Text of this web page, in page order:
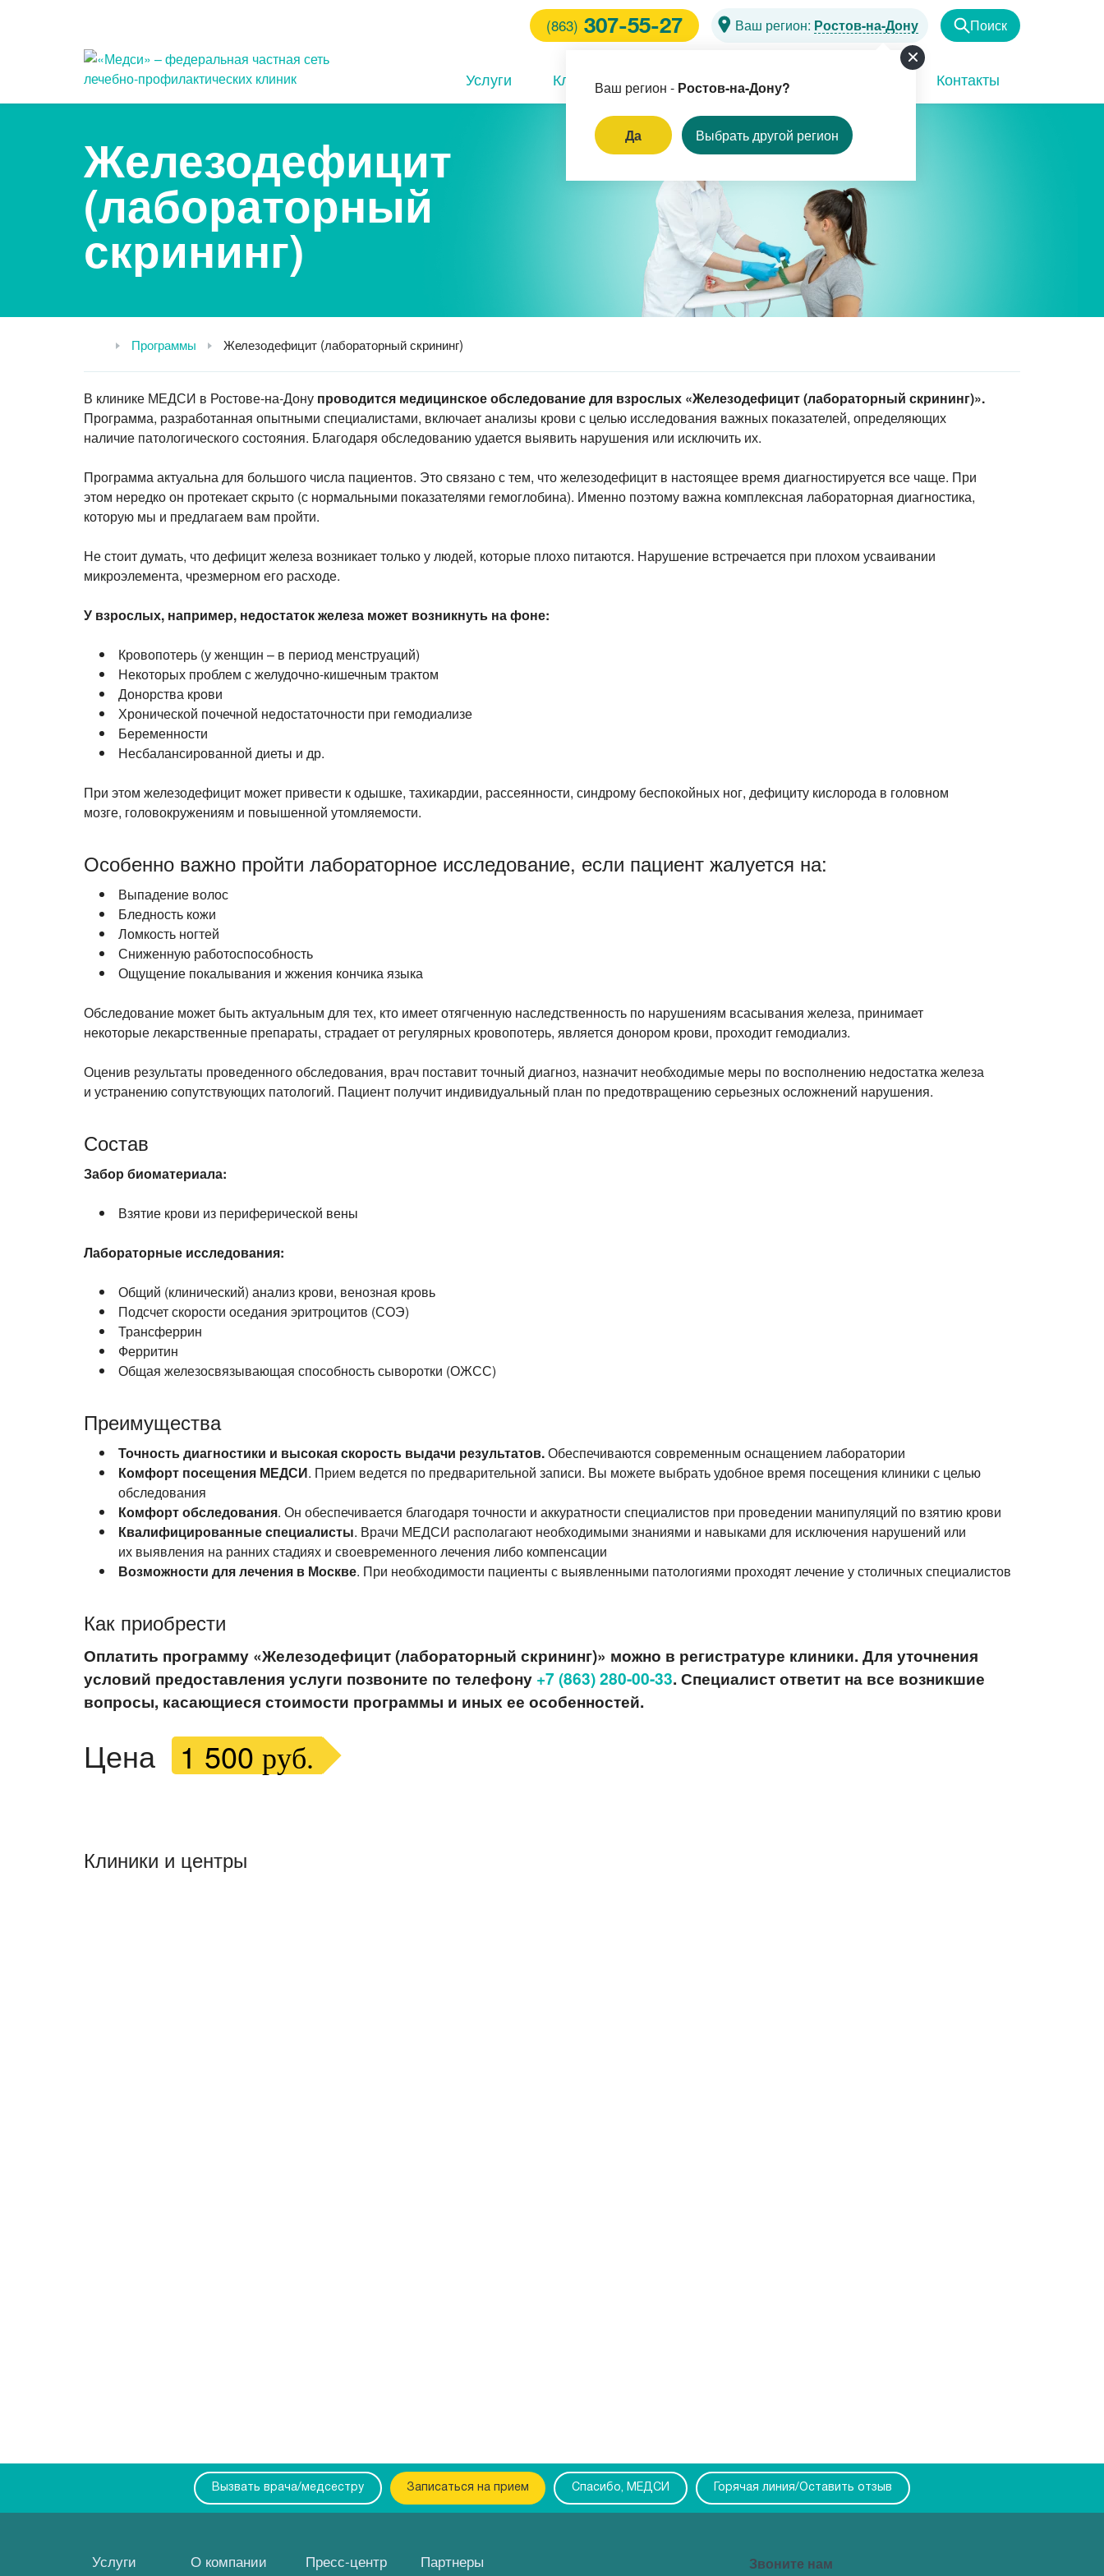
(863) 307-55-27 Ваш регион: Ростов-на-Дону
Ваш регион - Ростов-на-Дону?
Да Выбрать другой регион
Поиск
Услуги Клиника Врачи Программы Контакты
Клинико-лабораторная
диагностика (анализы)
Вакцинация
Прием педиатра
Прием терапевта
Вызов врача-терапевта
на дом
Железодефицит
(лабораторный
скрининг)
Программы Железодефицит (лабораторный скрининг)
В клинике МЕДСИ в Ростове-на-Дону проводится медицинское обследование для взрослых «Железодефицит (лабораторный скрининг)».
Программа, разработанная опытными специалистами, включает анализы крови с целью исследования важных показателей, определяющих
наличие патологического состояния. Благодаря обследованию удается выявить нарушения или исключить их.
Программа актуальна для большого числа пациентов. Это связано с тем, что железодефицит в настоящее время диагностируется все чаще. При
этом нередко он протекает скрыто (с нормальными показателями гемоглобина). Именно поэтому важна комплексная лабораторная диагностика,
которую мы и предлагаем вам пройти.
Не стоит думать, что дефицит железа возникает только у людей, которые плохо питаются. Нарушение встречается при плохом усваивании
микроэлемента, чрезмерном его расходе.
У взрослых, например, недостаток железа может возникнуть на фоне:
Кровопотерь (у женщин – в период менструаций)
Некоторых проблем с желудочно-кишечным трактом
Донорства крови
Хронической почечной недостаточности при гемодиализе
Беременности
Несбалансированной диеты и др.
При этом железодефицит может привести к одышке, тахикардии, рассеянности, синдрому беспокойных ног, дефициту кислорода в головном
мозге, головокружениям и повышенной утомляемости.
Особенно важно пройти лабораторное исследование, если пациент жалуется на:
Выпадение волос
Бледность кожи
Ломкость ногтей
Сниженную работоспособность
Ощущение покалывания и жжения кончика языка
Обследование может быть актуальным для тех, кто имеет отягченную наследственность по нарушениям всасывания железа, принимает
некоторые лекарственные препараты, страдает от регулярных кровопотерь, является донором крови, проходит гемодиализ.
Оценив результаты проведенного обследования, врач поставит точный диагноз, назначит необходимые меры по восполнению недостатка железа
и устранению сопутствующих патологий. Пациент получит индивидуальный план по предотвращению серьезных осложнений нарушения.
Состав
Забор биоматериала:
Взятие крови из периферической вены
Лабораторные исследования:
Общий (клинический) анализ крови, венозная кровь
Подсчет скорости оседания эритроцитов (СОЭ)
Трансферрин
Ферритин
Общая железосвязывающая способность сыворотки (ОЖСС)
Преимущества
Точность диагностики и высокая скорость выдачи результатов.Обеспечиваются современным оснащением лаборатории
Комфорт посещения МЕДСИ. Прием ведется по предварительной записи. Вы можете выбрать удобное время посещения клиники с целью
обследования
Комфорт обследования. Он обеспечивается благодаря точности и аккуратности специалистов при проведении манипуляций по взятию крови
Квалифицированные специалисты. Врачи МЕДСИ располагают необходимыми знаниями и навыками для исключения нарушений или
их выявления на ранних стадиях и своевременного лечения либо компенсации
Возможности для лечения в Москве. При необходимости пациенты с выявленными патологиями проходят лечение у столичных специалистов
Как приобрести
Оплатить программу «Железодефицит (лабораторный скрининг)» можно в регистратуре клиники. Для уточнения
условий предоставления услуги позвоните по телефону +7 (863) 280-00-33. Специалист ответит на все возникшие
вопросы, касающиеся стоимости программы и иных ее особенностей.
Цена 1 500 руб.
Клиники и центры
Вызвать врача/медсестру Записаться на прием Спасибо, МЕДСИ Горячая линия/Оставить отзыв
Услуги О компании Пресс-центр Партнеры Звоните нам